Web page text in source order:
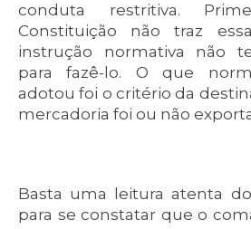
conduta restritiva.
Constituição não traz
instrução normativa não
para fazê-lo. O que
adotou foi o critério da
mercadoria foi ou não
Basta uma leitura atenta do
para se constatar que o